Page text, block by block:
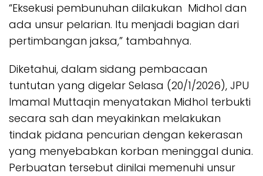
“Eksekusi pembunuhan dilakukan Midhol dan
ada unsur pelarian. Itu menjadi bagian dari
pertimbangan jaksa,” tambahnya.
Diketahui, dalam sidang pembacaan
tuntutan yang digelar Selasa (20/1/2026), JPU
Imamal Muttaqin menyatakan Midhol terbukti
secara sah dan meyakinkan melakukan
tindak pidana pencurian dengan kekerasan
yang menyebabkan korban meninggal dunia.
Perbuatan tersebut dinilai memenuhi unsur